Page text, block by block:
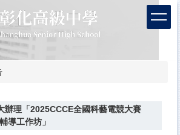
辦理「2025CCCE全國科藝電競大賽
導工作坊」